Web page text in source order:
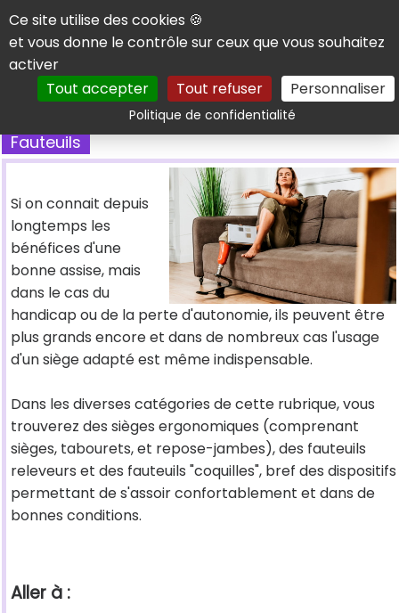
Panneau de gestion des cookies
Ce site utilise des cookies 🍪
et vous donne le contrôle sur ceux que vous souhaitez
activer
Tout accepter
Tout refuser Personnaliser
Politique de confidentialitéRechercher
Fauteuils
Si on connait depuis
longtemps les
bénéfices d'une
bonne assise, mais
dans le cas du
handicap ou de la perte d'autonomie, ils peuvent être
plus grands encore et dans de nombreux cas l'usage
d'un siège adapté est même indispensable.
Dans les diverses catégories de cette rubrique, vous
trouverez des sièges ergonomiques (comprenant
sièges, tabourets, et repose-jambes), des fauteuils
releveurs et des fauteuils "coquilles", bref des dispositifs
permettant de s'assoir confortablement et dans de
bonnes conditions.
Aller à :